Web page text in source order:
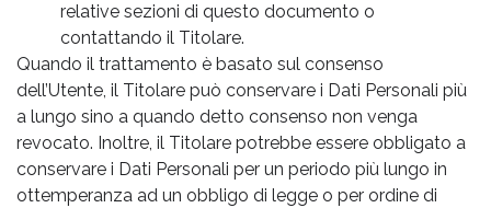
relative sezioni di questo documento o
contattando il Titolare.
Quando il trattamento è basato sul consenso
dell’Utente, il Titolare può conservare i Dati Personali più
a lungo sino a quando detto consenso non venga
revocato. Inoltre, il Titolare potrebbe essere obbligato a
conservare i Dati Personali per un periodo più lungo in
ottemperanza ad un obbligo di legge o per ordine di